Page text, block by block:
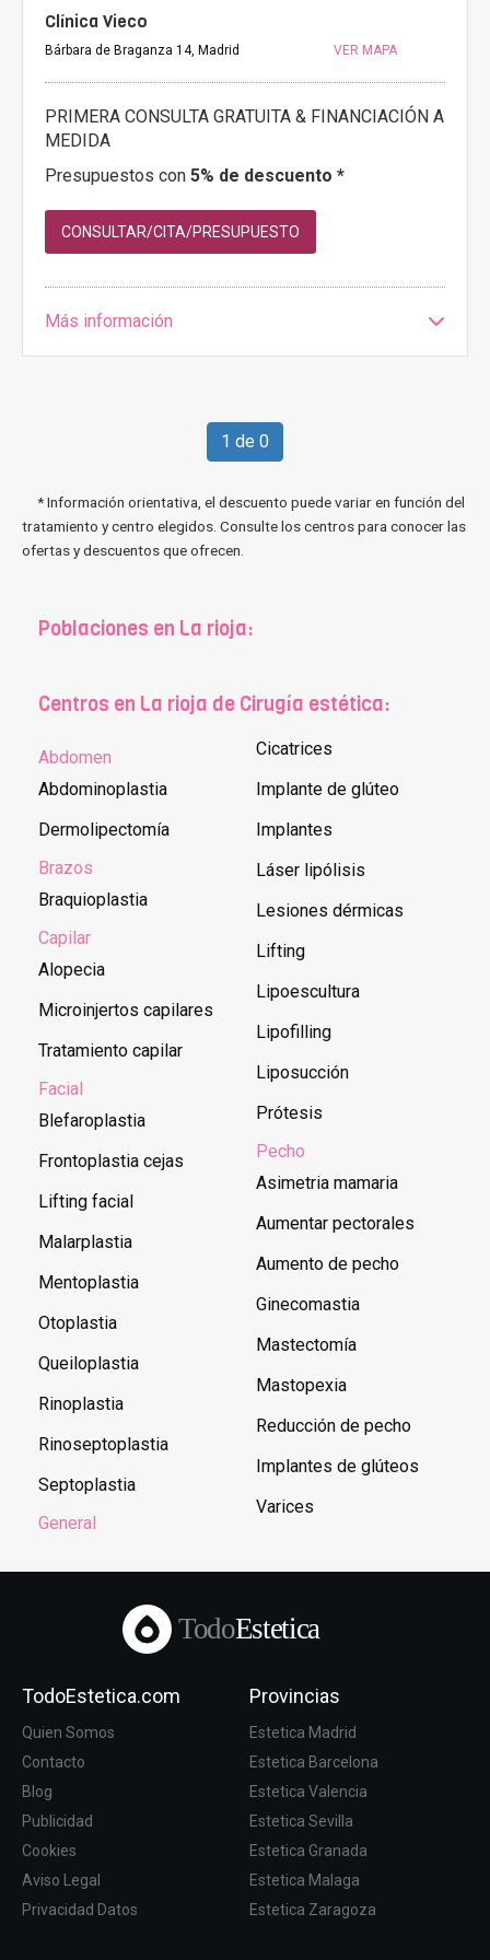
Clínica Vieco
Bárbara de Braganza 14, Madrid VER MAPA
PRIMERA CONSULTA GRATUITA & FINANCIACIÓN A
MEDIDA
Presupuestos con 5% de descuento *
CONSULTAR/CITA/PRESUPUESTO
Más información
1 de 0
* Información orientativa, el descuento puede variar en función del
tratamiento y centro elegidos. Consulte los centros para conocer las
ofertas y descuentos que ofrecen.
Poblaciones en La rioja:
Centros en La rioja de Cirugía estética:
Abdomen
Abdominoplastia
Dermolipectomía
Brazos
Braquioplastia
Capilar
Alopecia
Microinjertos capilares
Tratamiento capilar
Facial
Blefaroplastia
Frontoplastia cejas
Lifting facial
Malarplastia
Mentoplastia
Otoplastia
Queiloplastia
Rinoplastia
Rinoseptoplastia
Septoplastia
General
Cicatrices
Implante de glúteo
Implantes
Láser lipólisis
Lesiones dérmicas
Lifting
Lipoescultura
Lipofilling
Liposucción
Prótesis
Pecho
Asimetria mamaria
Aumentar pectorales
Aumento de pecho
Ginecomastia
Mastectomía
Mastopexia
Reducción de pecho
Implantes de glúteos
Varices
TodoEstetica
TodoEstetica.com
Quien Somos
Contacto
Blog
Publicidad
Cookies
Aviso Legal
Privacidad Datos
Provincias
Estetica Madrid
Estetica Barcelona
Estetica Valencia
Estetica Sevilla
Estetica Granada
Estetica Malaga
Estetica Zaragoza